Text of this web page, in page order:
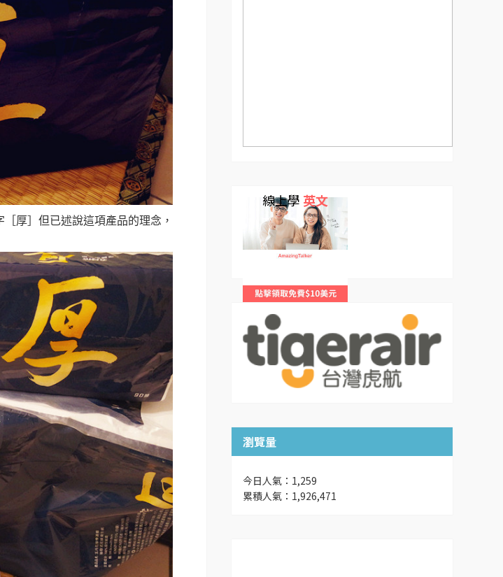
厚］但已述說這項產品的理念，
線上學 英文
瀏覽量
今日人氣：1,259
累積人氣：1,926,471